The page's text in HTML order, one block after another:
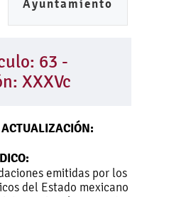
Ayuntamiento
63 -
XXXVc
emitidas por los
del Estado mexicano